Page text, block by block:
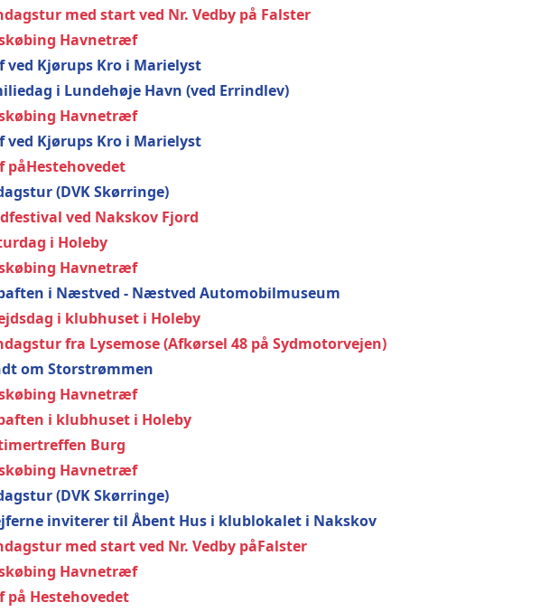
med start ved Nr. Vedby på Falster
Havnetræf
ved Kjørups Kro i Marielyst
i Lundehøje Havn (ved Errindlev)
Havnetræf
ved Kjørups Kro i Marielyst
påHestehovedet
(DVK Skørringe)
ved Nakskov Fjord
i Holeby
Havnetræf
i Næstved - Næstved Automobilmuseum
i klubhuset i Holeby
fra Lysemose (Afkørsel 48 på Sydmotorvejen)
om Storstrømmen
Havnetræf
i klubhuset i Holeby
Burg
Havnetræf
(DVK Skørringe)
inviterer til Åbent Hus i klublokalet i Nakskov
med start ved Nr. Vedby påFalster
Havnetræf
på Hestehovedet